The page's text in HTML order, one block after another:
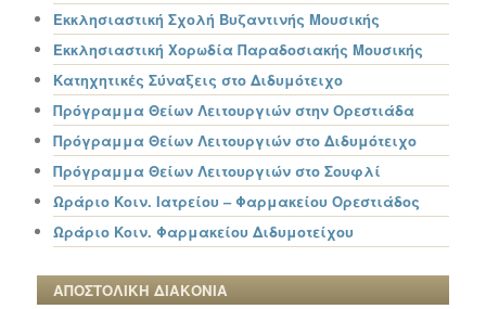
Εκκλησιαστική Σχολή Βυζαντινής Μουσικής
Εκκλησιαστική Χορωδία Παραδοσιακής Μουσικής
Κατηχητικές Σύναξεις στο Διδυμότειχο
Πρόγραμμα Θείων Λειτουργιών στην Ορεστιάδα
Πρόγραμμα Θείων Λειτουργιών στο Διδυμότειχο
Πρόγραμμα Θείων Λειτουργιών στο Σουφλί
Ωράριο Κοιν. Ιατρείου – Φαρμακείου Ορεστιάδος
Ωράριο Κοιν. Φαρμακείου Διδυμοτείχου
ΑΠΟΣΤΟΛΙΚΗ ΔΙΑΚΟΝΙΑ